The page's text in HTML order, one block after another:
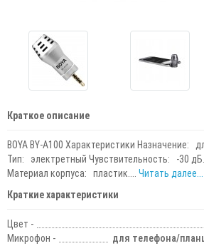
Краткое описание
BOYA BY-A100 Характеристики Назначение:
Тип: электретный Чувствительность: -30
Материал корпуса: пластик.... Читать далее...
Краткие характеристики
Цвет -
Микрофон -
для телефона/